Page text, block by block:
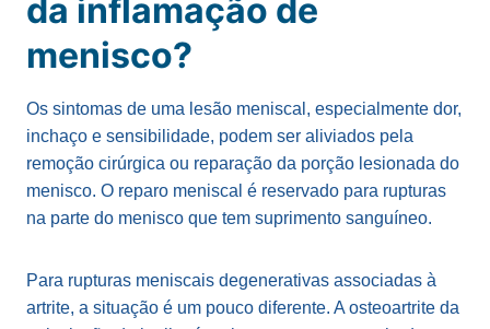
da inflamação de
menisco?
Os sintomas de uma lesão meniscal, especialmente dor,
inchaço e sensibilidade, podem ser aliviados pela
remoção cirúrgica ou reparação da porção lesionada do
menisco. O reparo meniscal é reservado para rupturas
na parte do menisco que tem suprimento sanguíneo.
Para rupturas meniscais degenerativas associadas à
artrite, a situação é um pouco diferente. A osteoartrite da